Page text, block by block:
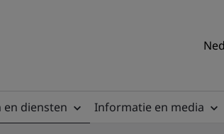
en diensten Informatie en media